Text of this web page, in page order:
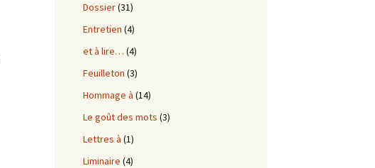
Dossier(31)
Entretien (4)
et à lire… (4)
Feuilleton (3)
Hommage à (14)
Le goût des mots (3)
Lettres à (1)
Liminaire (4)